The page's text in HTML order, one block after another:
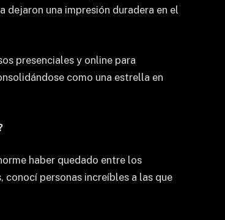
dejaron una impresión duradera en el
presenciales y online para
como una estrella en
haber quedado entre los
personas increíbles a las que